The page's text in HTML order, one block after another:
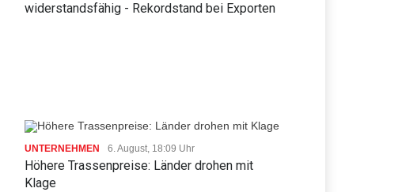
widerstandsfähig - Rekordstand bei Exporten
UNTERNEHMEN 6. August, 18:09 Uhr
Höhere Trassenpreise: Länder drohen mit
Klage